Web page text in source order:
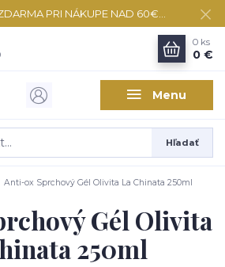
PRI NÁKUPE NAD 60€...
Menu
Hľadať
0 ks
0 €
Anti-ox Sprchový Gél Olivita La Chinata 250ml
Gél Olivita
250ml